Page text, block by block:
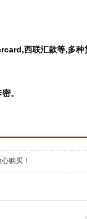
西联汇款等,多种
。
购买！